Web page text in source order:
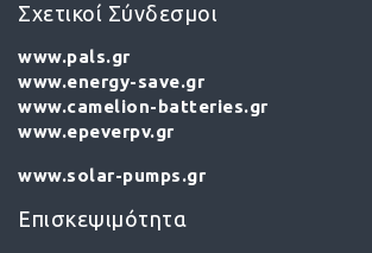
Σχετικοί Σύνδεσμοι
www.pals.gr
www.energy-save.gr
www.camelion-batteries.gr
www.epeverpv.gr
www.solar-pumps.gr
Επισκεψιμότητα